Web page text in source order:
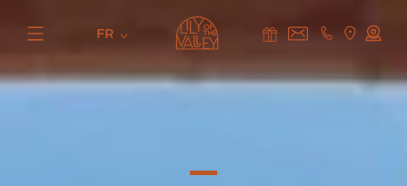
FR